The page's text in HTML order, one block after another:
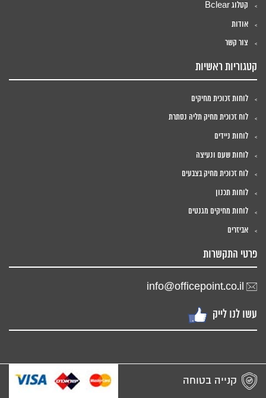
קטלוג Bclear
אודות
צור קשר
קטגוריות ראשיות
לוחות זכוכית מחיקים
לוח זכוכית מחיק תליה נסתרת
לוחות ניידים
לוחות שעם ונעיצה
לוח זכוכית מחיק בצבעים
לוחות תכנון
לוחות מחיקים מגנטים
אביזרים
פרטי התקשרות
info@officepoint.co.il
עשו לנו לייק
קנייה בטוחה